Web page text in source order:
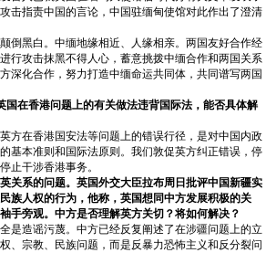
击指责中国的言论，中国驻缅甸使馆对此作出了澄清
黑白。中缅地缘相近、人缘相亲。两国友好合作经
行攻击抹黑不得人心，蓄意挑拨中缅合作和两国关系
深化合作，努力打造中缅命运共同体，共同谱写两国
国在香港问题上的有关做法违背国际法，能否具体解
在香港国安法等问题上的错误行径，是对中国内政
基本准则和国际法原则。我们敦促英方纠正错误，停
止干涉香港事务。
关系的问题。英国外交大臣拉布周日批评中国新疆实
族人权的行为，他称，英国想同中方发展积极的关
手旁观。中方是否理解英方关切？将如何解决？
造谣污蔑。中方已经反复阐述了在涉疆问题上的立
、宗教、民族问题，而是反暴力恐怖主义和反分裂问